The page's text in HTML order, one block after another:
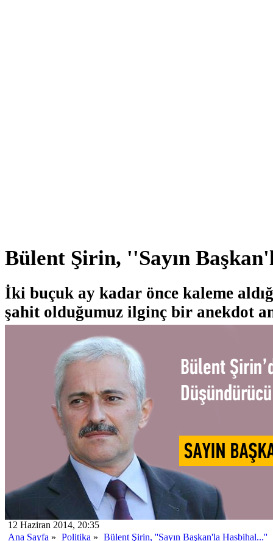
Bülent Şirin, ''Sayın
İki buçuk ay kadar önce kaleme
şahit olduğumuz ilginç bir anekdot
12 Haziran 2014, 20:35
Ana Sayfa » Politika » Bülent Şirin, ''Sayın Başkan'la Hasbihal...''